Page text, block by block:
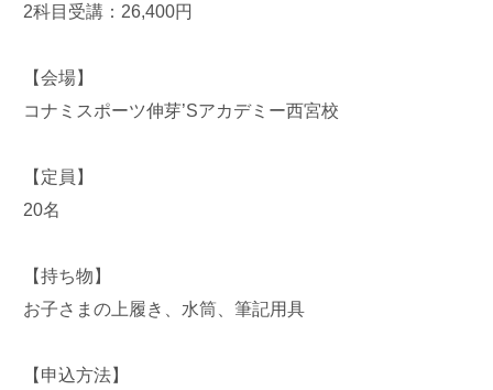
2科目受講：26,400円
【会場】
コナミスポーツ伸芽’Sアカデミー西宮校
【定員】
20名
【持ち物】
お子さまの上履き、水筒、筆記用具
【申込方法】